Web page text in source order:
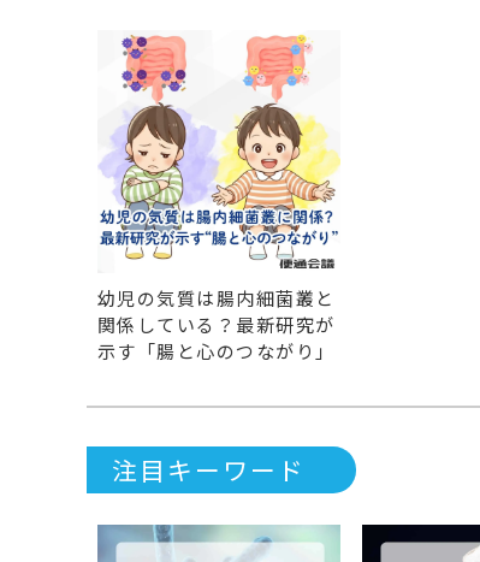
幼児の気質は腸内細菌叢と
関係している？最新研究が
示す「腸と心のつながり」
注目キーワード